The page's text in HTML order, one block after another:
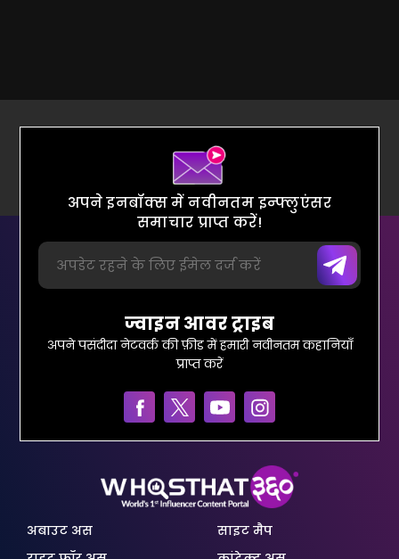
अपने इनबॉक्स में नवीनतम इन्फ्लुएंसर
समाचार प्राप्त करें!
ज्वाइन आवर ट्राइब
अपने पसंदीदा नेटवर्क की फ़ीड में हमारी नवीनतम कहानियाँ
प्राप्त करें
अबाउट अस
साइट मैप